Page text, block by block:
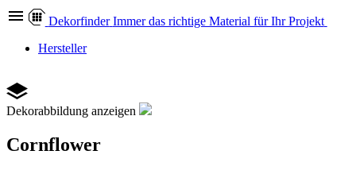
Dekorfinder Immer das richtige Material für Ihr Projekt
Hersteller
Dekorabbildung anzeigen
Cornflower